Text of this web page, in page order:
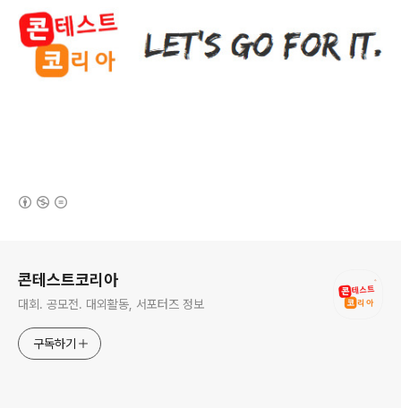
콘테스트코리아
대회. 공모전. 대외활동, 서포터즈 정보
구독하기